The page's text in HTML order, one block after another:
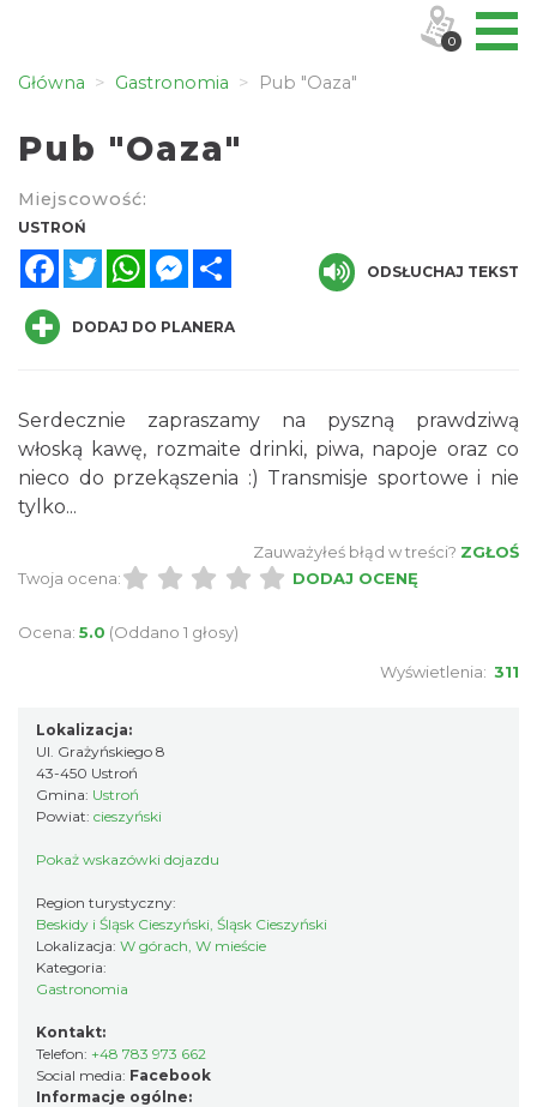
Główna Gastronomia Pub "Oaza"
Pub "Oaza"
Miejscowość:
USTROŃ
FacebookTwitterWhatsAppMessenger
ODSŁUCHAJ TEKST
DODAJ DO PLANERA
Serdecznie zapraszamy na pyszną prawdziwą
włoską kawę, rozmaite drinki, piwa, napoje oraz co
nieco do przekąszenia :) Transmisje sportowe i nie
tylko...
Zauważyłeś błąd w treści? ZGŁOŚ
Twoja ocena:
DODAJ OCENĘ
Ocena: 5.0 (Oddano 1 głosy)
Wyświetlenia: 311
Lokalizacja:
Ul. Grażyńskiego 8
43-450 Ustroń
Gmina: Ustroń
Powiat: cieszyński
Pokaż wskazówki dojazdu
Region turystyczny:
Beskidy i Śląsk Cieszyński, Śląsk Cieszyński
Lokalizacja: W górach, W mieście
Kategoria:
Gastronomia
Kontakt:
Telefon: +48 783 973 662
Social media: Facebook
Informacje ogólne:
0